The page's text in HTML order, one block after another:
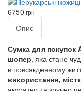
6750 грн
Опис
Сумка для покупок
шопер, яка стане
в повсякденному
використання,